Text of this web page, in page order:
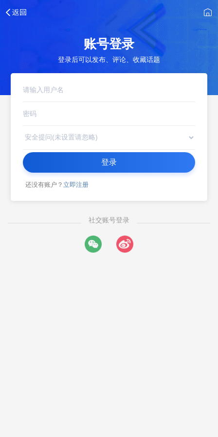
账号登录
登录后可以发布、评论、收藏话题
登录
还没有账户？ 立即注册
社交账号登录